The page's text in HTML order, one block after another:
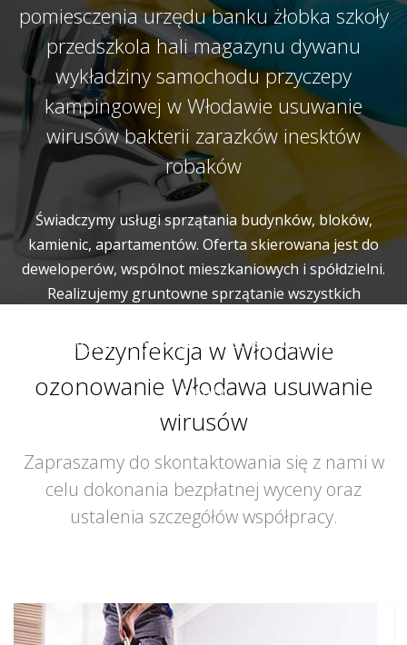
pomiesczenia urzędu banku żłobka szkoły
przedszkola hali magazynu dywanu
wykładziny samochodu przyczepy
kampingowej w Włodawie usuwanie
wirusów bakterii zarazków inesktów
robaków
Świadczymy usługi sprzątania budynków, bloków,
kamienic, apartamentów. Oferta skierowana jest do
deweloperów, wspólnot mieszkaniowych i spółdzielni.
Realizujemy gruntowne sprzątanie wszystkich
zadaniem jest utrzymanie w czystości korytarzy, klatek
schodowych, wind, pomieszczeń gospodarczych a także
garaży.
Dezynfekcja w Włodawie
ozonowanie Włodawa usuwanie
wirusów
Zapraszamy do skontaktowania się z nami w
celu dokonania bezpłatnej wyceny oraz
ustalenia szczegółów współpracy.